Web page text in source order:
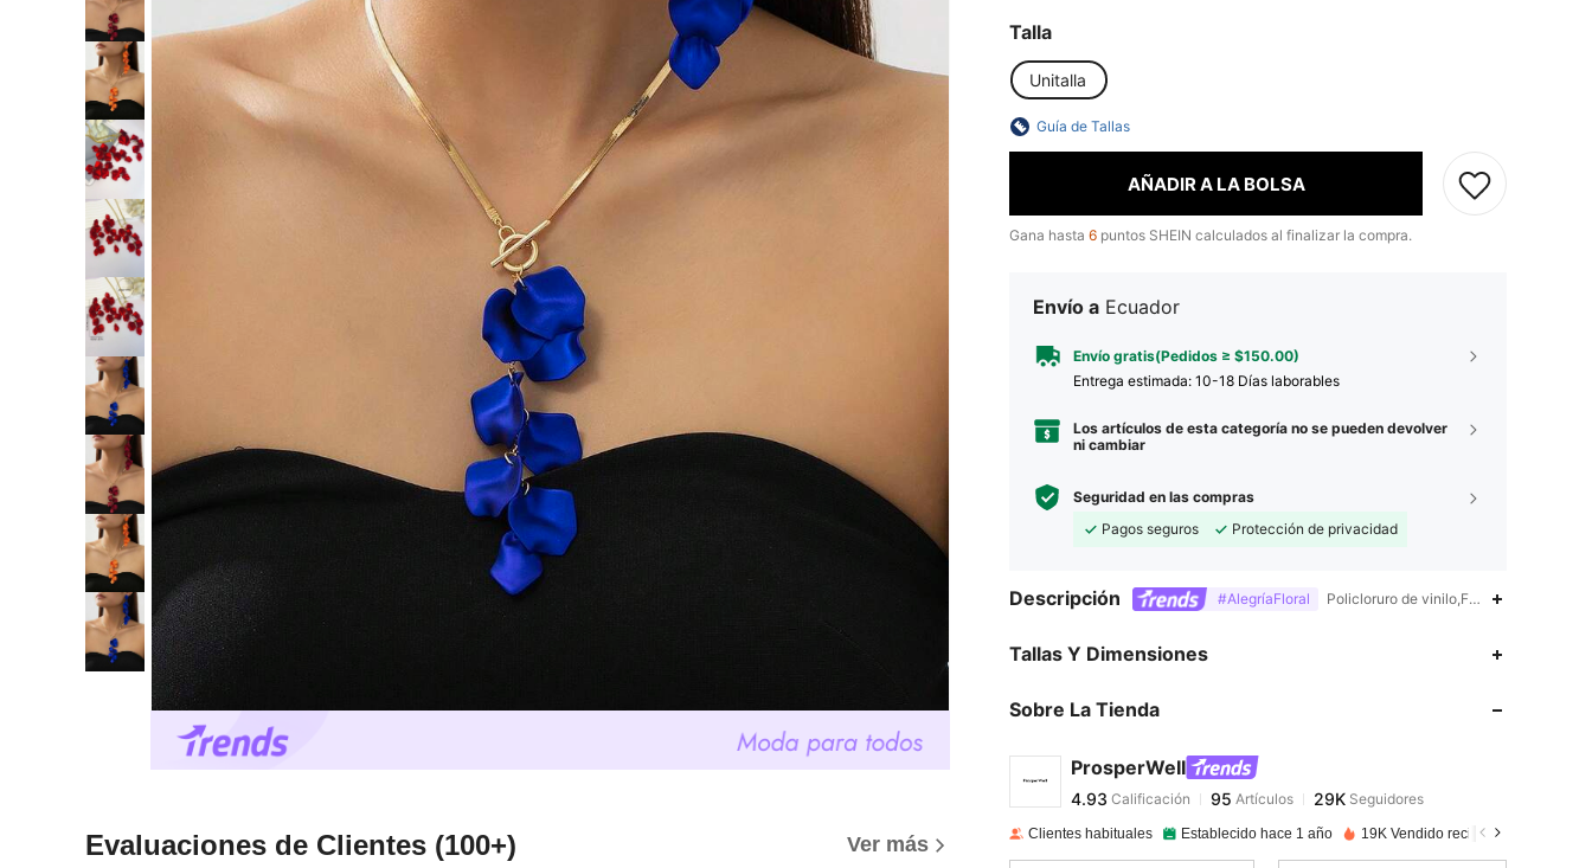
Evaluaciones de Clientes (100+) Ver más
Talla
Unitalla
Guía de Tallas
AÑADIR A LA BOLSA
Gana hasta 6 puntos SHEIN calculados al finalizar la compra.
Envío a Ecuador
Envío gratis(Pedidos ≥ $150.00)
Entrega estimada: 10-18 Días laborables
Los artículos de esta categoría no se pueden devolver
ni cambiar
Seguridad en las compras
Pagos seguros
Protección de privacidad
Descripción #AlegríaFloral Policloruro de vinilo,Flor,Glamour
Tallas Y Dimensiones
Sobre La Tienda
ProsperWeII
4.93
4.93Calificación 95Artículos
c***aseguidoHace 1 día
Clientes habituales Establecido hace 1 año 19K Vendido recientemente